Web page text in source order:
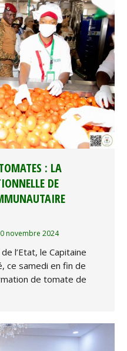
: LA
DE
novembre 2024
l’Etat, le Capitaine
ce samedi en fin de
de tomate de